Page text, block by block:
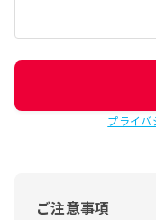
プライバ
ご注意事項